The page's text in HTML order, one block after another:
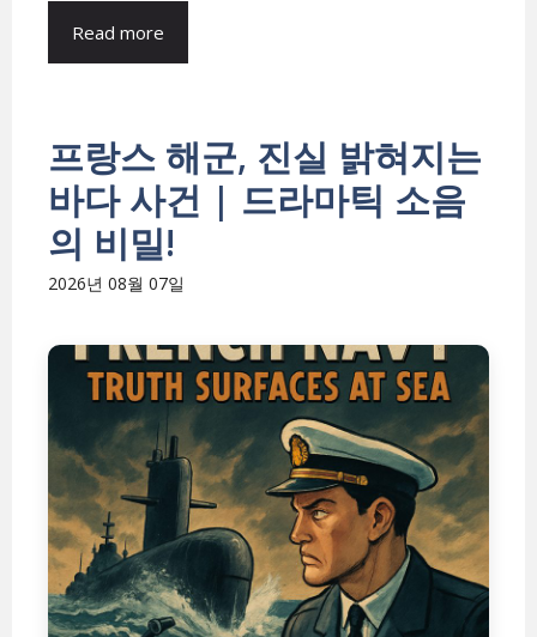
Read more
프랑스 해군, 진실 밝혀지는
바다 사건 | 드라마틱 소음
의 비밀!
2026년 08월 07일